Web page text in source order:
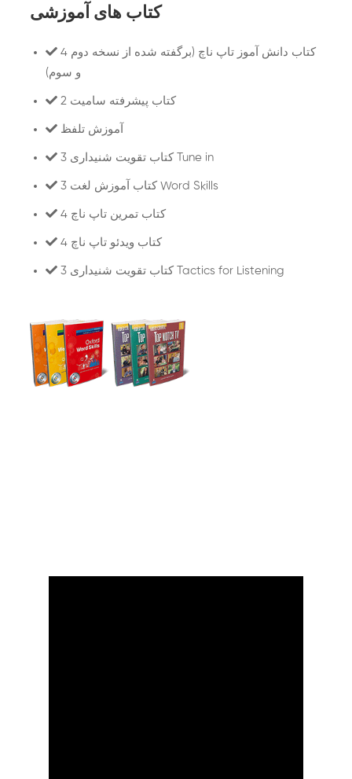
کتاب های آموزشی
4 کتاب دانش آموز تاپ ناچ (برگفته شده از نسخه دوم
و سوم)
2 کتاب پیشرفته سامیت
آموزش تلفظ
3 کتاب تقویت شنیداری Tune in
3 کتاب آموزش لغت Word Skills
4 کتاب تمرین تاپ ناچ
4 کتاب ویدئو تاپ ناچ
3 کتاب تقویت شنیداری Tactics for Listening